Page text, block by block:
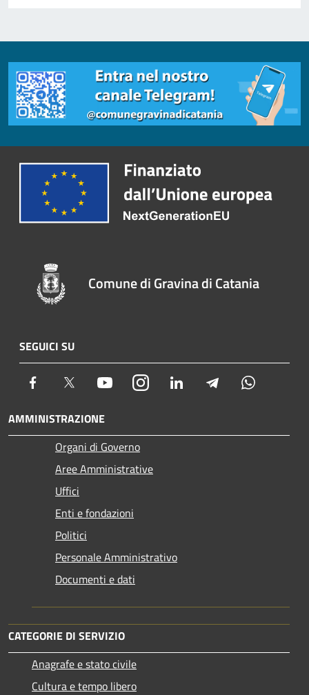
Comune di Gravina di Catania
SEGUICI SU
Facebook Twitter YoutubeInstagram LinkedIn Telegram
AMMINISTRAZIONE
Organi di Governo
Aree Amministrative
Uffici
Enti e fondazioni
Politici
Personale Amministrativo
Documenti e dati
CATEGORIE DI SERVIZIO
Anagrafe e stato civile
Cultura e tempo libero